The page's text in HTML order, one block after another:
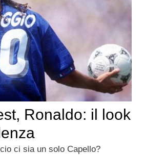
Ronaldo: il look
ci sia un solo Capello?